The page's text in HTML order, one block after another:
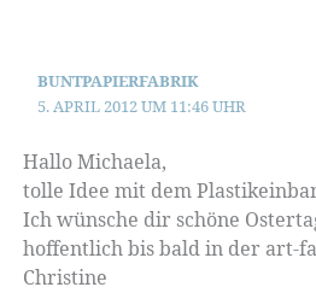
BUNTPAPIERFABRIK
5. APRIL 2012 UM 11:46 UHR
Hallo Michaela,
tolle Idee mit dem
Ich wünsche dir schöne
hoffentlich bis bald in der art-
Christine